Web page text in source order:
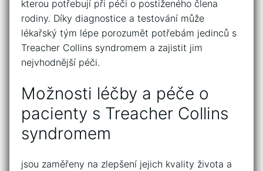
⁣kterou⁣ potřebují‌ při péči o⁤ postiženého člena
rodiny. Díky‍ diagnostice⁤ a‌ testování může
lékařský⁢ tým lépe porozumět potřebám jedinců s
Treacher Collins‍ syndromem a zajistit jim
nejvhodnější péči.
Možnosti léčby a péče‌ o
pacienty ‌s Treacher Collins
syndromem
jsou ‍zaměřeny na zlepšení ​jejich kvality života a